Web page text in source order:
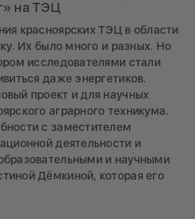
на ТЭЦ
красноярских ТЭЦ в области
Их было много и разных. Но
исследователями стали
даже энергетиков.
проект и для научных
аграрного техникума.
с заместителем
деятельности и
и научными
Дёмкиной, которая его